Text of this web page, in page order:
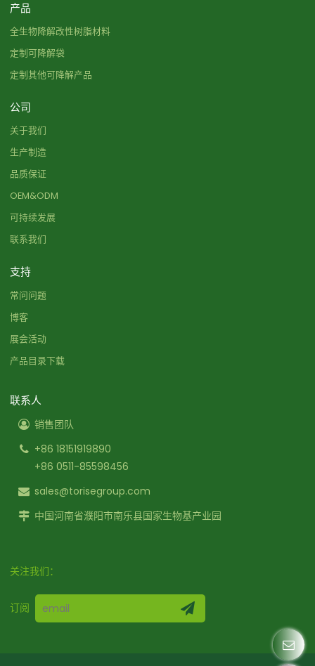
产品
全生物降解改性树脂材料
定制可降解袋
定制其他可降解产品
公司
关于我们
生产制造
品质保证
OEM&ODM
可持续发展
联系我们
支持
常问问题
博客
展会活动
产品目录下载
联系人
销售团队
+86 18151919890
+86 0511-85598456
sales@torisegroup.com
中国河南省濮阳市南乐县国家生物基产业园
关注我们：
订阅